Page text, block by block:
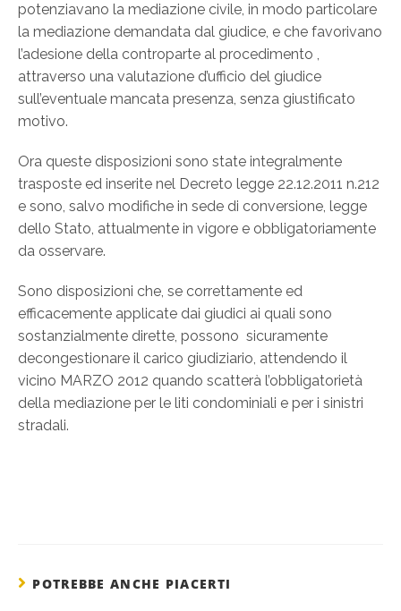
potenziavano la mediazione civile, in modo particolare
la mediazione demandata dal giudice, e che favorivano
l’adesione della controparte al procedimento ,
attraverso una valutazione d’ufficio del giudice
sull’eventuale mancata presenza, senza giustificato
motivo.
Ora queste disposizioni sono state integralmente
trasposte ed inserite nel Decreto legge 22.12.2011 n.212
e sono, salvo modifiche in sede di conversione, legge
dello Stato, attualmente in vigore e obbligatoriamente
da osservare.
Sono disposizioni che, se correttamente ed
efficacemente applicate dai giudici ai quali sono
sostanzialmente dirette, possono sicuramente
decongestionare il carico giudiziario, attendendo il
vicino MARZO 2012 quando scatterà l’obbligatorietà
della mediazione per le liti condominiali e per i sinistri
stradali.
POTREBBE ANCHE PIACERTI